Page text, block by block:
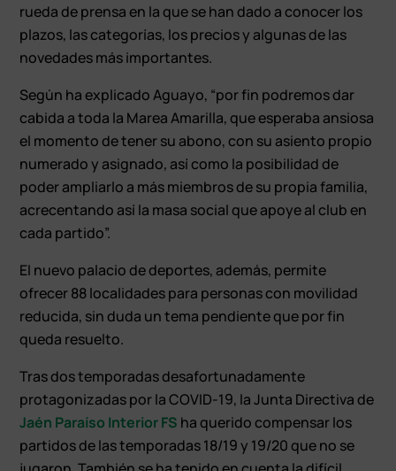
rueda de prensa en la que se han dado a conocer los
plazos, las categorías, los precios y algunas de las
novedades más importantes.
Según ha explicado Aguayo, “por fin podremos dar
cabida a toda la Marea Amarilla, que esperaba ansiosa
el momento de tener su abono, con su asiento propio
numerado y asignado, así como la posibilidad de
poder ampliarlo a más miembros de su propia familia,
acrecentando así la masa social que apoye al club en
cada partido”.
El nuevo palacio de deportes, además, permite
ofrecer 88 localidades para personas con movilidad
reducida, sin duda un tema pendiente que por fin
queda resuelto.
Tras dos temporadas desafortunadamente
protagonizadas por la COVID-19, la Junta Directiva de
Jaén Paraíso Interior FS ha querido compensar los
partidos de las temporadas 18/19 y 19/20 que no se